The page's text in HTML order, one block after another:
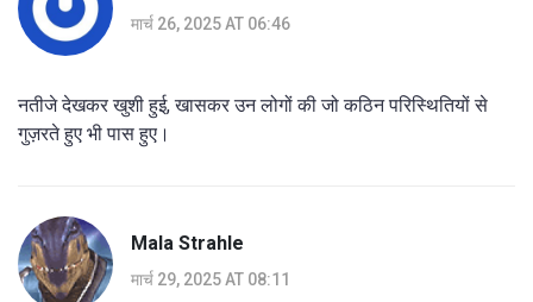
मार्च 26, 2025 AT 06:46
नतीजे देखकर खुशी हुई, खासकर उन लोगों की जो कठिन परिस्थितियों से
गुज़रते हुए भी पास हुए।
Mala Strahle
मार्च 29, 2025 AT 08:11